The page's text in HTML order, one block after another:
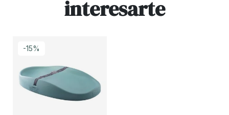
interesarte
-15%